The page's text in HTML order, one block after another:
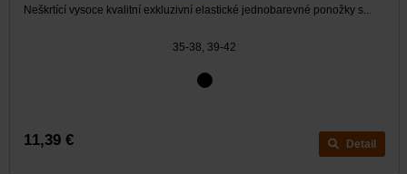
Neškrtící vysoce kvalitní exkluzivní elastické jednobarevné ponožky s...
35-38, 39-42
11,39 € Detail